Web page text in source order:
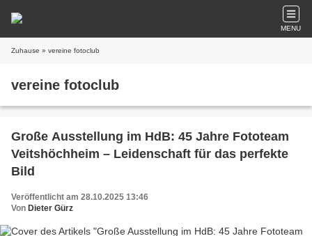
MENU
Zuhause » vereine fotoclub
vereine fotoclub
Große Ausstellung im HdB: 45 Jahre Fototeam
Veitshöchheim – Leidenschaft für das perfekte
Bild
Veröffentlicht am 28.10.2025 13:46
Von Dieter Gürz